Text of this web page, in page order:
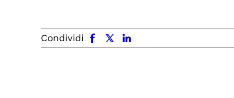
Condividi
facebook x.com linkedin